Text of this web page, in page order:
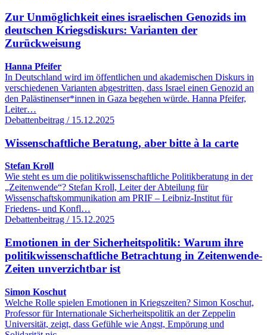
Zur Unmöglichkeit eines israelischen Genozids im
deutschen Kriegsdiskurs: Varianten der
Zurückweisung
Hanna Pfeifer
In Deutschland wird im öffentlichen und akademischen Diskurs in
verschiedenen Varianten abgestritten, dass Israel einen Genozid an
den Palästinenser*innen in Gaza begehen würde. Hanna Pfeifer,
Leiter…
Debattenbeitrag / 15.12.2025
Wissenschaftliche Beratung, aber bitte à la carte
Stefan Kroll
Wie steht es um die politikwissenschaftliche Politikberatung in der
„Zeitenwende“? Stefan Kroll, Leiter der Abteilung für
Wissenschaftskommunikation am PRIF – Leibniz-Institut für
Friedens- und Konfl…
Debattenbeitrag / 15.12.2025
Emotionen in der Sicherheitspolitik: Warum ihre
politikwissenschaftliche Betrachtung in Zeitenwende-
Zeiten unverzichtbar ist
Simon Koschut
Welche Rolle spielen Emotionen in Kriegszeiten? Simon Koschut,
Professor für Internationale Sicherheitspolitik an der Zeppelin
Universität, zeigt, dass Gefühle wie Angst, Empörung und